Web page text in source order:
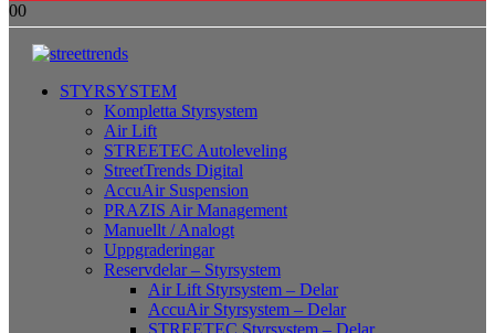
00
STYRSYSTEM
Kompletta Styrsystem
Air Lift
STREETEC Autoleveling
StreetTrends Digital
AccuAir Suspension
PRAZIS Air Management
Manuellt / Analogt
Uppgraderingar
Reservdelar – Styrsystem
Air Lift Styrsystem – Delar
AccuAir Styrsystem – Delar
STREETEC Styrsystem – Delar